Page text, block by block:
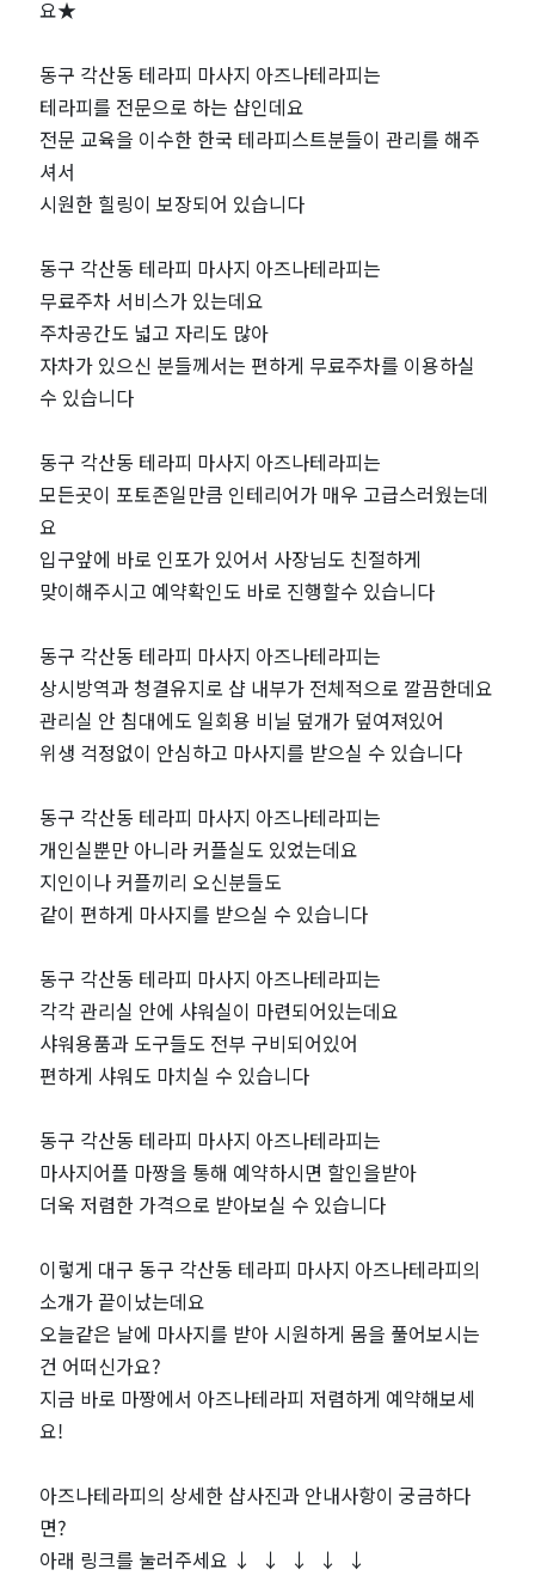
라
피
｜
근
처
인
기
마
사
지
샵
추
천
｜
마
짱
요★
동구 각산동 테라피 마사지 아즈나테라피는
테라피를 전문으로 하는 샵인데요
전문 교육을 이수한 한국 테라피스트분들이 관리를 해주
셔서
시원한 힐링이 보장되어 있습니다
동구 각산동 테라피 마사지 아즈나테라피는
무료주차 서비스가 있는데요
주차공간도 넓고 자리도 많아
자차가 있으신 분들께서는 편하게 무료주차를 이용하실
수 있습니다
동구 각산동 테라피 마사지 아즈나테라피는
모든곳이 포토존일만큼 인테리어가 매우 고급스러웠는데
요
입구앞에 바로 인포가 있어서 사장님도 친절하게
맞이해주시고 예약확인도 바로 진행할수 있습니다
동구 각산동 테라피 마사지 아즈나테라피는
상시방역과 청결유지로 샵 내부가 전체적으로 깔끔한데요
관리실 안 침대에도 일회용 비닐 덮개가 덮여져있어
위생 걱정없이 안심하고 마사지를 받으실 수 있습니다
동구 각산동 테라피 마사지 아즈나테라피는
개인실뿐만 아니라 커플실도 있었는데요
지인이나 커플끼리 오신분들도
같이 편하게 마사지를 받으실 수 있습니다
동구 각산동 테라피 마사지 아즈나테라피는
각각 관리실 안에 샤워실이 마련되어있는데요
샤워용품과 도구들도 전부 구비되어있어
편하게 샤워도 마치실 수 있습니다
동구 각산동 테라피 마사지 아즈나테라피는
마사지어플 마짱을 통해 예약하시면 할인을받아
더욱 저렴한 가격으로 받아보실 수 있습니다
이렇게 대구 동구 각산동 테라피 마사지 아즈나테라피의
소개가 끝이났는데요
오늘같은 날에 마사지를 받아 시원하게 몸을 풀어보시는
건 어떠신가요?
지금 바로 마짱에서 아즈나테라피 저렴하게 예약해보세
요!
아즈나테라피의 상세한 샵사진과 안내사항이 궁금하다
면?
아래 링크를 눌러주세요 ↓ ↓ ↓ ↓ ↓